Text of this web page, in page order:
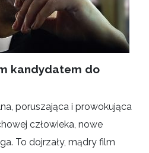
kandydatem do
poruszająca i prowokująca
człowieka, nowe
To dojrzały, mądry film